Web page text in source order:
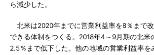
ら減少した。
北米は2020年までに営業利益率を8％まで
できる体制をつくる。2018年4～9月期の北米
2.5％まで低下した。他の地域の営業利益率を